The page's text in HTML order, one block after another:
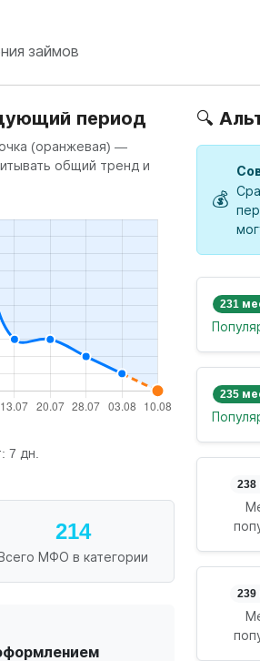
займов
период
(оранжевая) —
общий тренд и
7 дн.
214
Всего МФО в категории
🔍
💰
231
235